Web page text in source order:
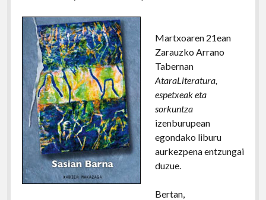
Martxoaren 21ean
Zarauzko Arrano
Tabernan
AtaraLiteratura,
espetxeak eta
sorkuntza
izenburupean
egondako liburu
aurkezpena entzungai
duzue.
Bertan,